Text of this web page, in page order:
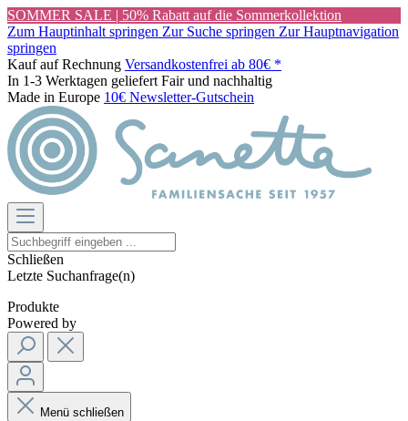
SOMMER SALE | 50% Rabatt auf die Sommerkollektion
Zum Hauptinhalt springen Zur Suche springen Zur Hauptnavigation
springen
Kauf auf Rechnung Versandkostenfrei ab 80€ *
In 1-3 Werktagen geliefert Fair und nachhaltig
Made in Europe 10€ Newsletter-Gutschein
Schließen
Letzte Suchanfrage(n)
Produkte
Powered by
Menü schließen